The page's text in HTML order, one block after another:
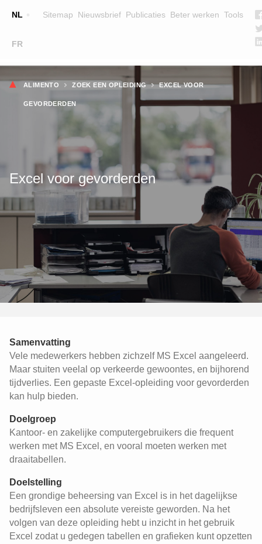
NL
FR
Sitemap Nieuwsbrief Publicaties Beter werken Tools
Main
navigation
ZOEK EEN OPLEIDING
Kruimelpad
ALIMENTO ZOEK EEN OPLEIDING EXCEL VOOR
GEVORDERDEN
Excel voor gevorderden
Samenvatting
Vele medewerkers hebben zichzelf MS Excel aangeleerd.
Maar stuiten veelal op verkeerde gewoontes, en bijhorend
tijdverlies. Een gepaste Excel-opleiding voor gevorderden
kan hulp bieden.
Doelgroep
Kantoor- en zakelijke computergebruikers die frequent
werken met MS Excel, en vooral moeten werken met
draaitabellen.
Doelstelling
Een grondige beheersing van Excel is in het dagelijkse
bedrijfsleven een absolute vereiste geworden. Na het
volgen van deze opleiding hebt u inzicht in het gebruik
Excel zodat u gedegen tabellen en grafieken kunt opzetten